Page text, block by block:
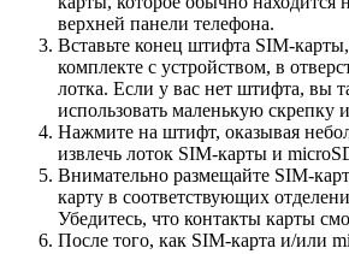
верхней панели телефона.
Вставьте конец штифта SIM-
комплекте с устройством, в
лотка. Если у вас нет штифта, вы
использовать маленькую скрепку
Нажмите на штифт, оказывая
извлечь лоток SIM-карты и
Внимательно размещайте SIM-
карту в соответствующих
Убедитесь, что контакты карты
После того, как SIM-карта и/или